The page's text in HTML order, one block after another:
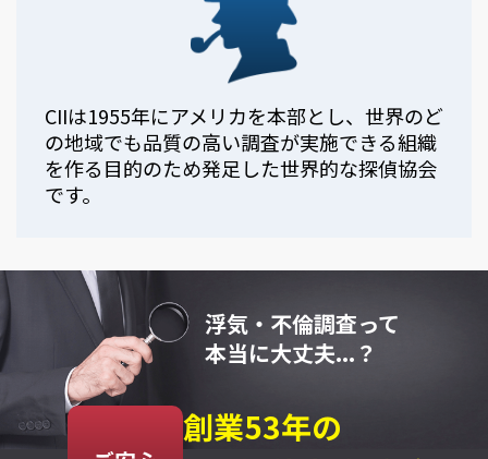
CIIは1955年にアメリカを本部とし、世界のど
の地域でも品質の高い調査が実施できる組織
を作る目的のため発足した世界的な探偵協会
です。
浮気・不倫調査って
本当に大丈夫...？
創業53年の